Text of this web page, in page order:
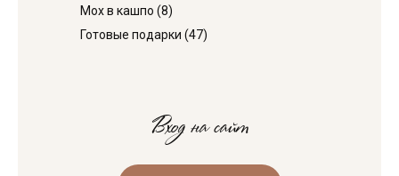
Мох в кашпо (8)
Готовые подарки (47)
Вход на сайт